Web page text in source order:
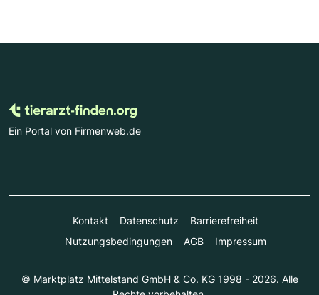
Ein Portal von Firmenweb.de
Kontakt Datenschutz
Barrierefreiheit
Nutzungsbedingungen
AGB Impressum
© Marktplatz Mittelstand GmbH & Co. KG 1998 - 2026. Alle